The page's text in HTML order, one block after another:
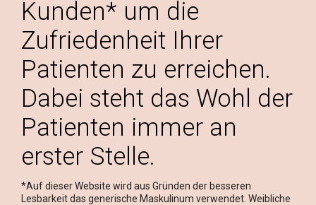
Kunden* um die
Zufriedenheit Ihrer
Patienten zu erreichen.
Dabei steht das Wohl der
Patienten immer an
erster Stelle.
*Auf dieser Website wird aus Gründen der besseren
Lesbarkeit das generische Maskulinum verwendet. Weibliche